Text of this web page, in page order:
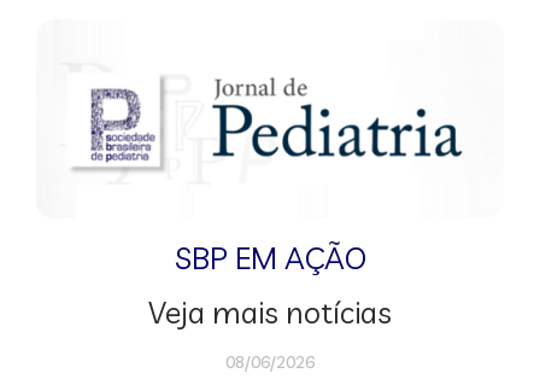
SBP EM AÇÃO
Veja mais notícias
08/06/2026